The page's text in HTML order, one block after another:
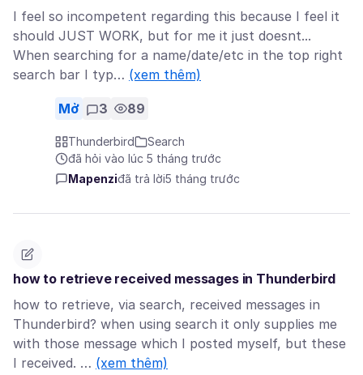
I feel so incompetent regarding this because I feel it
should JUST WORK, but for me it just doesnt...
When searching for a name/date/etc in the top right
search bar I typ… (xem thêm)
Mở 3 89
Thunderbird
Search
đã hỏi vào lúc 5 tháng trước
Mapenziđã trả lời5 tháng trước
how to retrieve received messages in Thunderbird
how to retrieve, via search, received messages in
Thunderbird? when using search it only supplies me
with those message which I posted myself, but these
I received. … (xem thêm)